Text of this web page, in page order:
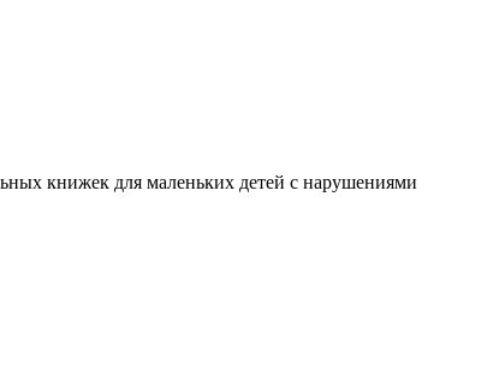
книжек для маленьких детей с нарушениями